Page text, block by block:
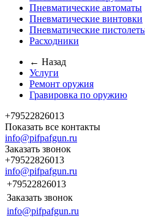
Пневматические автоматы
Пневматические винтовки
Пневматические
Расходники
← Назад
Услуги
Ремонт оружия
Гравировка по оружию
+79522826013
Показать все контакты
info@pifpafgun.ru
Заказать звонок
+79522826013
info@pifpafgun.ru
+79522826013
Заказать звонок
info@pifpafgun.ru